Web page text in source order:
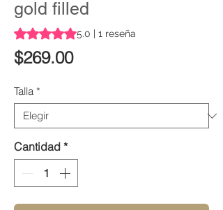
gold filled
Según 1 reseña, la calificación es de 5.0
5.0 | 1 reseña
$269.00Precio
Talla *
Cantidad *